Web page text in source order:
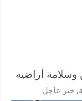
وسلامة أراضيه
, خبر عاجل